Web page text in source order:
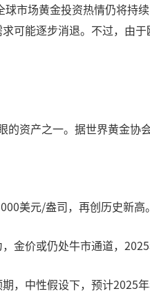
球市场黄金投资热情仍将
可能逐步消退。不过，由
资产之一。据世界黄金协
美元/盎司，再创历史新高。
金价或仍处牛市通道，
，中性假设下，预计2025